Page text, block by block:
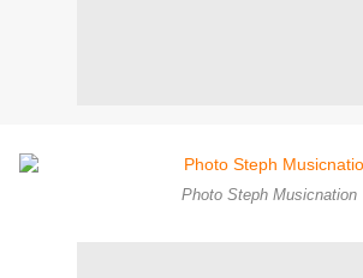
Photo Steph Musicnation